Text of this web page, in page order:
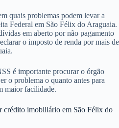
quais problemas podem levar a
Federal em São Félix do Araguaia.
em aberto por não pagamento
o imposto de renda por mais de
é importante procurar o órgão
o problema o quanto antes para
maior facilidade.
crédito imobiliário em São Félix do